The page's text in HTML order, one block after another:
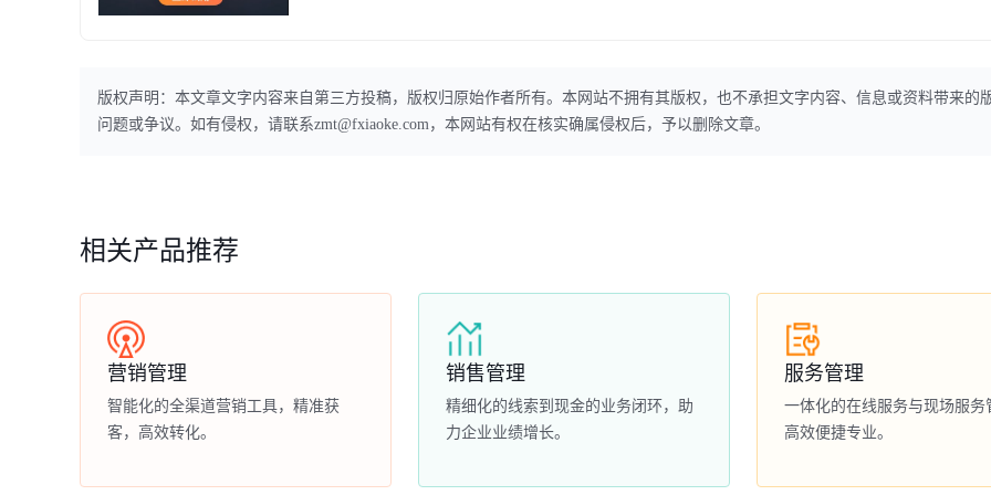
版权声明：本文章文字内容来自第三方投稿，版权归原始作者所有。本网站不拥有其版权，也不承担文字内容、信息或资料带来的
问题或争议。如有侵权，请联系zmt@fxiaoke.com，本网站有权在核实确属侵权后，予以删除文章。
相关产品推荐
营销管理
智能化的全渠道营销工具，精准获
客，高效转化。
销售管理
精细化的线索到现金的业务闭环，助
力企业业绩增长。
服务管理
一体化的在线服务与现场服务
高效便捷专业。